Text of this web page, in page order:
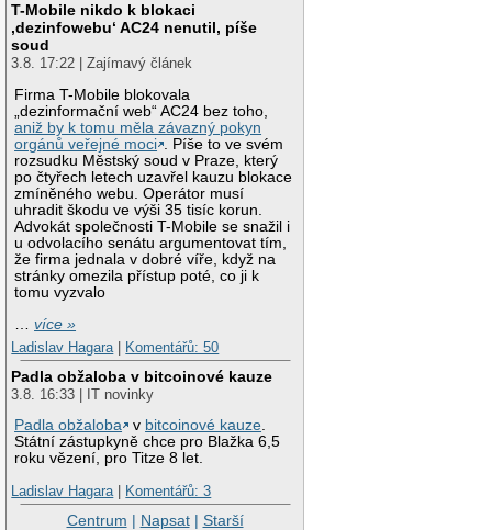
T-Mobile nikdo k blokaci
‚dezinfowebu‘ AC24 nenutil, píše
soud
3.8. 17:22 | Zajímavý článek
Firma T-Mobile blokovala
„dezinformační web“ AC24 bez toho,
aniž by k tomu měla závazný pokyn
orgánů veřejné moci
. Píše to ve svém
rozsudku Městský soud v Praze, který
po čtyřech letech uzavřel kauzu blokace
zmíněného webu. Operátor musí
uhradit škodu ve výši 35 tisíc korun.
Advokát společnosti T-Mobile se snažil i
u odvolacího senátu argumentovat tím,
že firma jednala v dobré víře, když na
stránky omezila přístup poté, co ji k
tomu vyzvalo
…více »
Ladislav Hagara| Komentářů: 50
Padla obžaloba v bitcoinové kauze
3.8. 16:33 | IT novinky
Padla obžaloba
v bitcoinové kauze.
Státní zástupkyně chce pro Blažka 6,5
roku vězení, pro Titze 8 let.
Ladislav Hagara| Komentářů: 3
Centrum | Napsat| Starší